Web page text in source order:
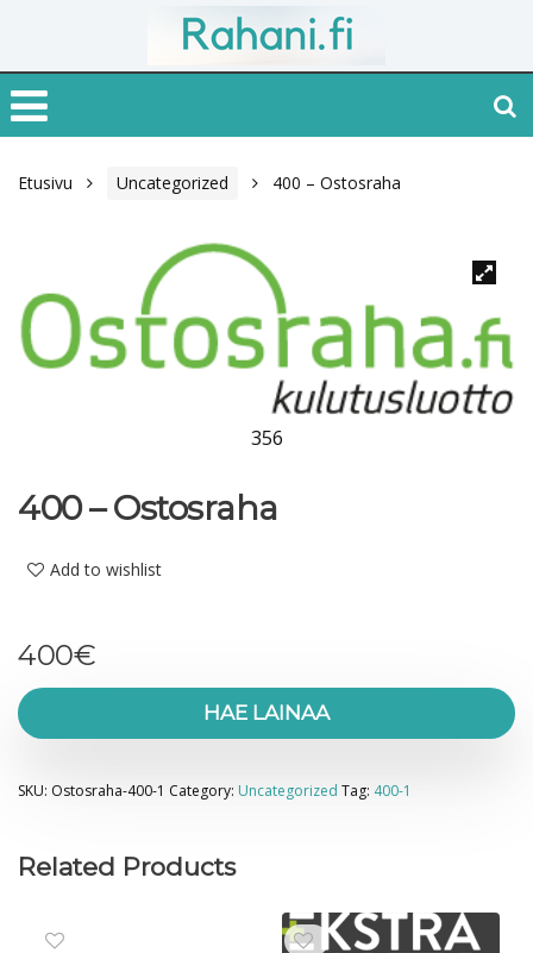
Etusivu Uncategorized 400 – Ostosraha
356
400 – Ostosraha
Add to wishlist
400€
HAE LAINAA
SKU: Ostosraha-400-1 Category: Uncategorized Tag: 400-1
Related Products